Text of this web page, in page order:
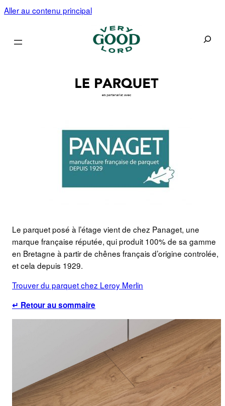
Aller au contenu principal
Le parquet posé à l’étage vient de chez Panaget, une
marque française réputée, qui produit 100% de sa gamme
en Bretagne à partir de chênes français d’origine controlée,
et cela depuis 1929.
Trouver du parquet chez Leroy Merlin
↵ Retour au sommaire